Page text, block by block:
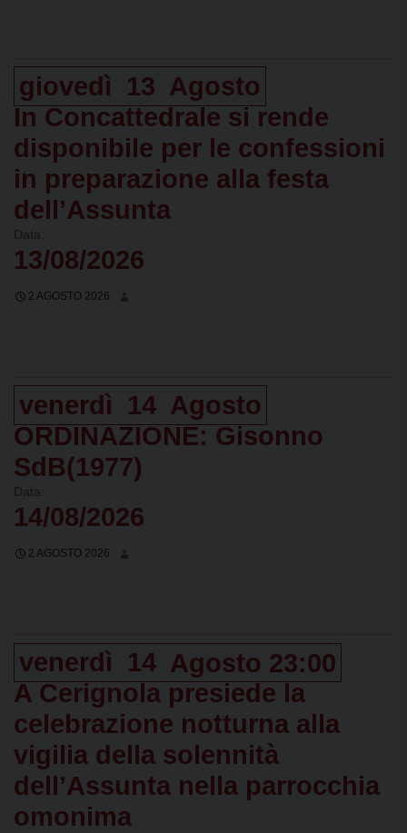
giovedì 13 Agosto
In Concattedrale si rende
disponibile per le confessioni
in preparazione alla festa
dell’Assunta
Data:
13/08/2026
2 AGOSTO 2026
venerdì 14 Agosto
ORDINAZIONE: Gisonno
SdB(1977)
Data:
14/08/2026
2 AGOSTO 2026
venerdì 14 Agosto 23:00
A Cerignola presiede la
celebrazione notturna alla
vigilia della solennità
dell’Assunta nella parrocchia
omonima